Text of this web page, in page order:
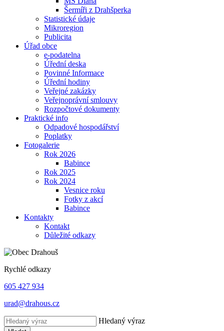
Šermíři z Drahšperka
Statistické údaje
Mikroregion
Publicita
Úřad obce
e-podatelna
Úřední deska
Povinné Informace
Úřední hodiny
Veřejné zakázky
Veřejnoprávní smlouvy
Rozpočtové dokumenty
Praktické info
Odpadové hospodářství
Poplatky
Fotogalerie
Rok 2026
Babince
Rok 2025
Rok 2024
Vesnice roku
Fotky z akcí
Babince
Kontakty
Kontakt
Důležité odkazy
Rychlé odkazy
605 427 934
urad@drahous.cz
Hledaný výraz